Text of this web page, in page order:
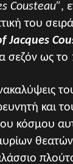
Cousteau”,
του
Jacques
σεζόν ως το
και
κόσμου